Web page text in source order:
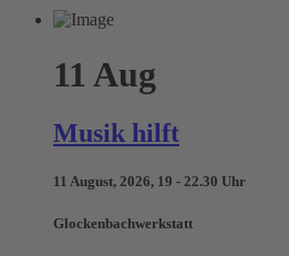
11 Aug
Musik hilft
11 August, 2026, 19 - 22.30 Uhr
Glockenbachwerkstatt